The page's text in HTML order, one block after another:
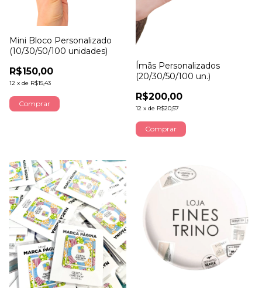
Mini Bloco Personalizado
(10/30/50/100 unidades)
R$150,00
12 x de R$15,43
Comprar
Ímãs Personalizados
(20/30/50/100 un.)
R$200,00
12 x de R$20,57
Comprar